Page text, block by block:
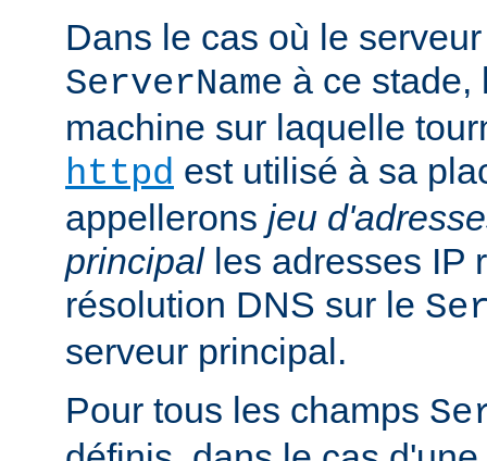
Dans le cas où le
ServerName à ce stade,
machine sur laquelle
httpd est utilisé à sa
appellerons jeu
principalles adresses IP
résolution DNS sur le
serveur principal.
Pour tous les champs